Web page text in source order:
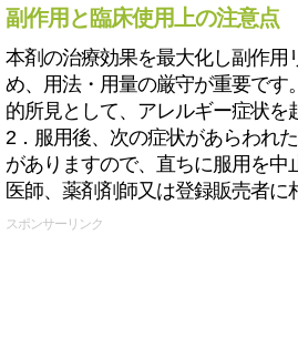
副作用と臨床使用上の注意点
本剤の治療効果を最大化し副作用
め、用法・用量の厳守が重要です
的所見として、アレルギー症状を
2．服用後、次の症状があらわれ
がありますので、直ちに服用を中
医師、薬剤剤師又は登録販売者に
スポンサーリンク